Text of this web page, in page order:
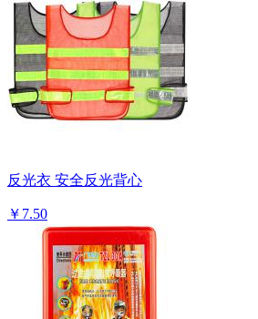
反光衣 安全反光背心
￥7.50